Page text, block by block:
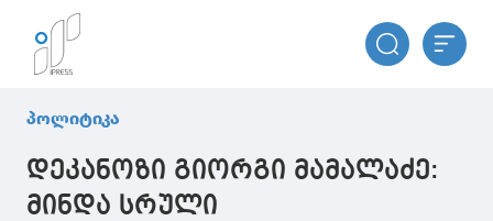
პოლიტიკა
დეკანოზი გიორგი მამალაძე:
მინდა სრული